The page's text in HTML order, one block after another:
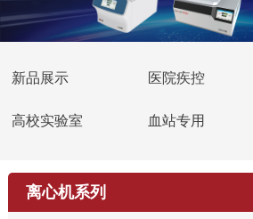
新品展示 医院疾控
高校实验室 血站专用
离心机系列